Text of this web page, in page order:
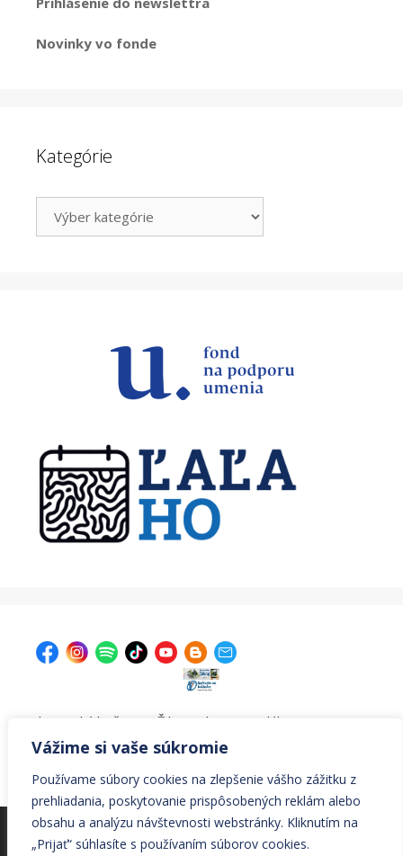
Vážime si vaše súkromie
Používame súbory cookies na zlepšenie vášho zážitku z
prehliadania, poskytovanie prispôsobených reklám alebo
obsahu a analýzu návštevnosti webstránky. Kliknutím na
„Prijať“ súhlasíte s používaním súborov cookies.
Novinky vo fonde
Kategórie
| Krajská knižnica v Žiline, Ul. A. Bernoláka 47, 011 77
Žilina | kniznica@krajskakniznicazilina.sk
041/7233090 |
© Všetky práva vyhradené Krajská knižnica v Žiline